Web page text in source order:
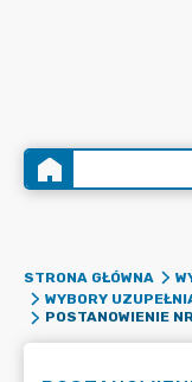
STRONA GŁÓWNA
WYBORY